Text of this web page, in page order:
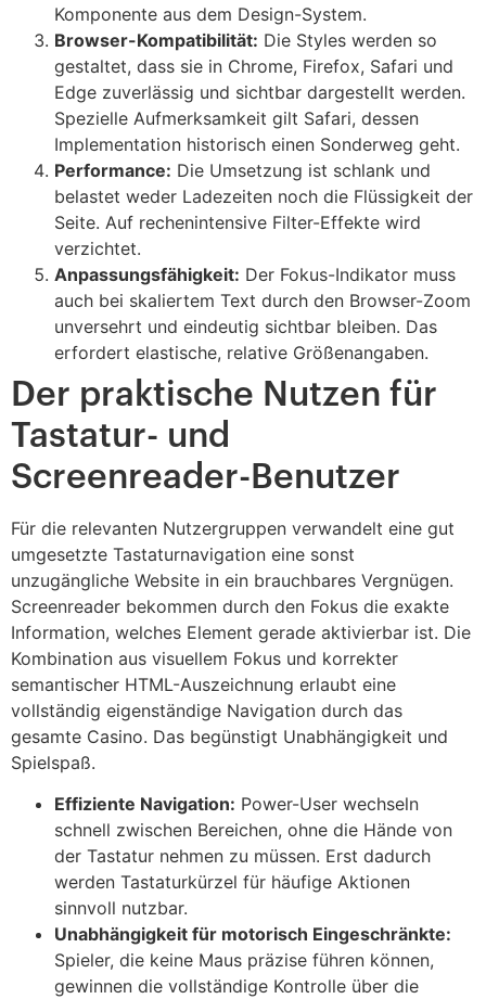
Komponente aus dem Design-System.
Browser-Kompatibilität: Die Styles werden so
gestaltet, dass sie in Chrome, Firefox, Safari und
Edge zuverlässig und sichtbar dargestellt werden.
Spezielle Aufmerksamkeit gilt Safari, dessen
Implementation historisch einen Sonderweg geht.
Performance: Die Umsetzung ist schlank und
belastet weder Ladezeiten noch die Flüssigkeit der
Seite. Auf rechenintensive Filter-Effekte wird
verzichtet.
Anpassungsfähigkeit: Der Fokus-Indikator muss
auch bei skaliertem Text durch den Browser-Zoom
unversehrt und eindeutig sichtbar bleiben. Das
erfordert elastische, relative Größenangaben.
Der praktische Nutzen für
Tastatur- und
Screenreader-Benutzer
Für die relevanten Nutzergruppen verwandelt eine gut
umgesetzte Tastaturnavigation eine sonst
unzugängliche Website in ein brauchbares Vergnügen.
Screenreader bekommen durch den Fokus die exakte
Information, welches Element gerade aktivierbar ist. Die
Kombination aus visuellem Fokus und korrekter
semantischer HTML-Auszeichnung erlaubt eine
vollständig eigenständige Navigation durch das
gesamte Casino. Das begünstigt Unabhängigkeit und
Spielspaß.
Effiziente Navigation: Power-User wechseln
schnell zwischen Bereichen, ohne die Hände von
der Tastatur nehmen zu müssen. Erst dadurch
werden Tastaturkürzel für häufige Aktionen
sinnvoll nutzbar.
Unabhängigkeit für motorisch Eingeschränkte:
Spieler, die keine Maus präzise führen können,
gewinnen die vollständige Kontrolle über die